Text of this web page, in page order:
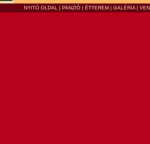
NYITÓ OLDAL | PANZIÓ| ÉTTEREM| GALÉRIA|